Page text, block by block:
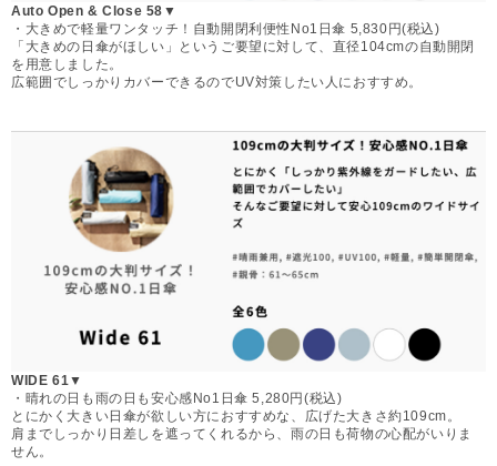
Auto Open & Close 58▼
・大きめで軽量ワンタッチ！自動開閉利便性No1日傘 5,830円(税込)
「大きめの日傘がほしい」というご要望に対して、直径104cmの自動開閉
を用意しました。
広範囲でしっかりカバーできるのでUV対策したい人におすすめ。
WIDE 61▼
・晴れの日も雨の日も安心感No1日傘 5,280円(税込)
とにかく大きい日傘が欲しい方におすすめな、広げた大きさ約109cm。
肩までしっかり日差しを遮ってくれるから、雨の日も荷物の心配がいりま
せん。